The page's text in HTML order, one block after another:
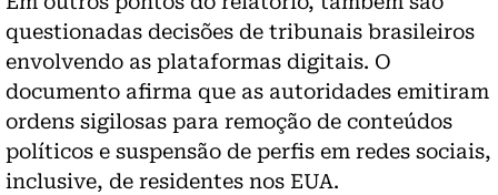
questionadas decisões de tribunais brasileiros
envolvendo as plataformas digitais. O
documento afirma que as autoridades emitiram
ordens sigilosas para remoção de conteúdos
políticos e suspensão de perfis em redes sociais,
inclusive, de residentes nos EUA.